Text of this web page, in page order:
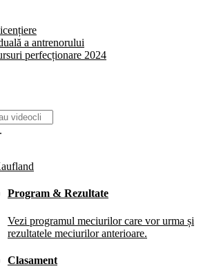
a antrenorului
perfecționare 2024
Program & Rezultate
Vezi programul meciurilor care vor urma și
rezultatele meciurilor anterioare.
Clasament